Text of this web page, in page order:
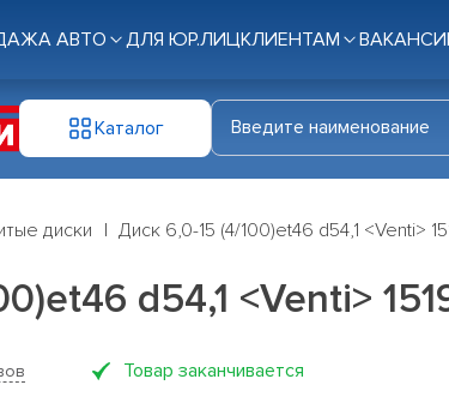
АВТО ДЛЯ ЮР.ЛИЦКЛИЕНТАМ
Каталог
диски Диск 6,0-15 (4/100)et46 d54,1 <Venti>
d54,1 <Venti>
Товар заканчивается